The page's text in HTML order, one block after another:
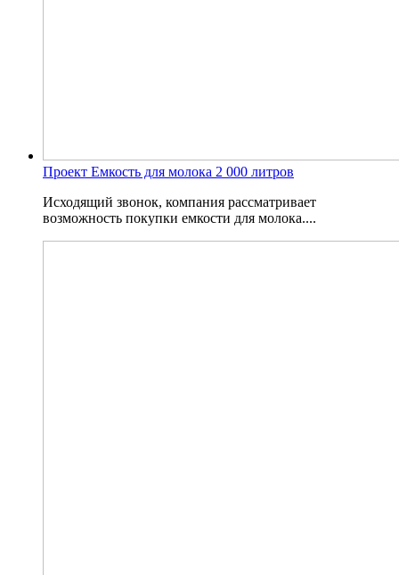
Проект Емкость для молока 2 000 литров
Исходящий звонок, компания рассматривает
возможность покупки емкости для молока....